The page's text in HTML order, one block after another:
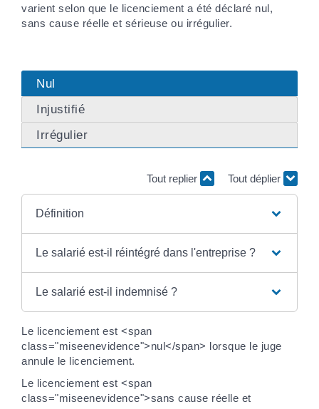
varient selon que le licenciement a été déclaré nul,
sans cause réelle et sérieuse ou irrégulier.
Nul
Injustifié
Irrégulier
Tout replier Tout déplier
Définition
Le salarié est-il réintégré dans l'entreprise ?
Le salarié est-il indemnisé ?
Le licenciement est <span
class="miseenevidence">nul</span> lorsque le juge
annule le licenciement.
Le licenciement est <span
class="miseenevidence">sans cause réelle et